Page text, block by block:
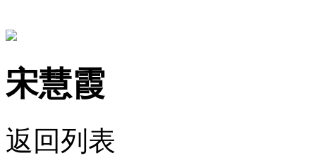
宋慧霞
返回列表